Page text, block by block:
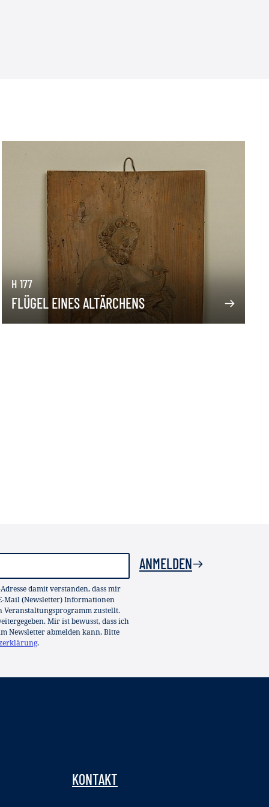
H 177
FLÜGEL EINES ALTÄRCHENS
damit verstanden, dass mir
Mail (Newsletter) Informationen
Veranstaltungsprogramm zustellt.
Mir ist bewusst, dass ich
Newsletter abmelden kann. Bitte
.
ANMELDEN
KONTAKT